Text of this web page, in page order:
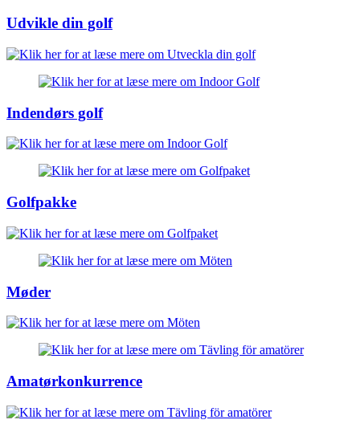
Udvikle din golf
Indendørs golf
Golfpakke
Møder
Amatørkonkurrence